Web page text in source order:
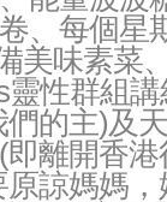
、每個星
美味素菜
靈性群組
的主)及
離開香
諒媽媽